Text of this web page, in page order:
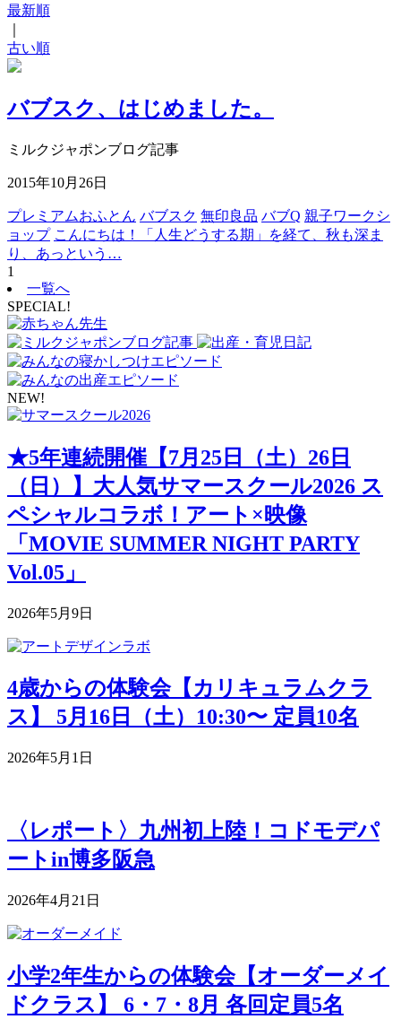
最新順
古い順
バブスク、はじめました。
ミルクジャポンブログ記事
2015年10月26日
プレミアムおふとん バブスク 無印良品 バブQ 親子ワークシ
ョップ こんにちは！「人生どうする期」を経て、秋も深ま
り、あっという…
1
一覧へ
SPECIAL!
NEW!
★5年連続開催【7月25日（土）26日
（日）】大人気サマースクール2026 ス
ペシャルコラボ！アート×映像
「MOVIE SUMMER NIGHT PARTY
Vol.05」
2026年5月9日
4歳からの体験会【カリキュラムクラ
ス】 5月16日（土）10:30〜 定員10名
2026年5月1日
〈レポート〉九州初上陸！コドモデパ
ートin博多阪急
2026年4月21日
小学2年生からの体験会【オーダーメイ
ドクラス】 6・7・8月 各回定員5名